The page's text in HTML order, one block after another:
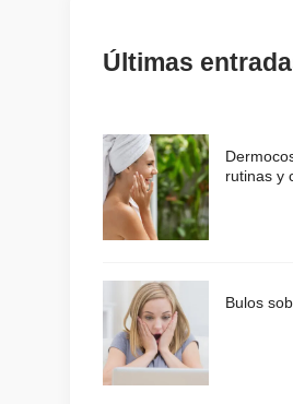
Últimas
rutinas y
Bulos